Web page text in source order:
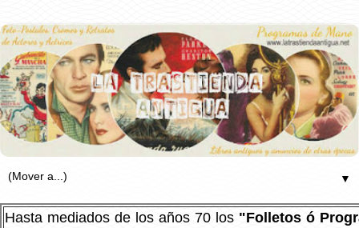
▼
Hasta mediados de los años 70 los "Folletos ó